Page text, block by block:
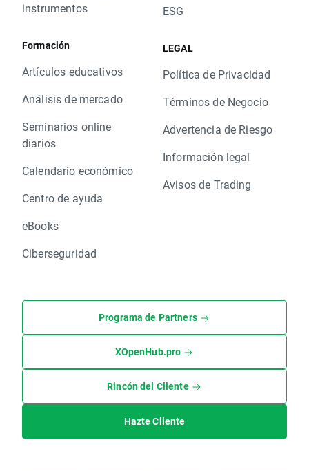
instrumentos
Formación
Artículos educativos
Análisis de mercado
Seminarios online
diarios
Calendario económico
Centro de ayuda
eBooks
Ciberseguridad
ESG
LEGAL
Política de Privacidad
Términos de Negocio
Advertencia de Riesgo
Información legal
Avisos de Trading
Programa de Partners
XOpenHub.pro
Rincón del Cliente
Hazte Cliente